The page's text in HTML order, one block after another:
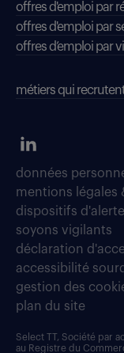
offres d'emploi par
offres d'emploi par
offres d’emploi par
métiers qui
données
mentions légales
dispositifs
soyons vigilants
déclaration
accessibilité
gestion des
plan du site
Select TT, Société par
au Registre du